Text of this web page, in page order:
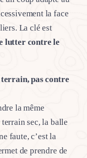
la face
La clé est
lutter contre le
terrain, pas contre
la même
sec, la balle
faute, c’est la
de prendre de